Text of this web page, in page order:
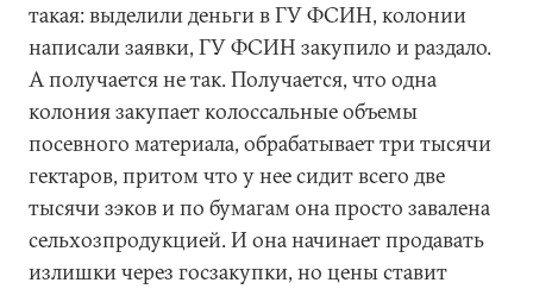
такая: выделили деньги в ГУ ФСИН, колонии
написали заявки, ГУ ФСИН закупило и раздало.
А получается не так. Получается, что одна
колония закупает колоссальные объемы
посевного материала, обрабатывает три тысячи
гектаров, притом что у нее сидит всего две
тысячи зэков и по бумагам она просто завалена
сельхозпродукцией. И она начинает продавать
излишки через госзакупки, но цены ставит